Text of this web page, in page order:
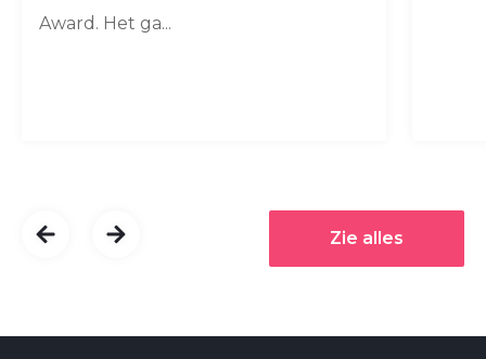
Award. Het ga...
Zie alles